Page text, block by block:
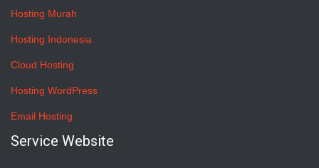
Hosting Murah
Hosting Indonesia
Cloud Hosting
Hosting WordPress
Email Hosting
Service Website